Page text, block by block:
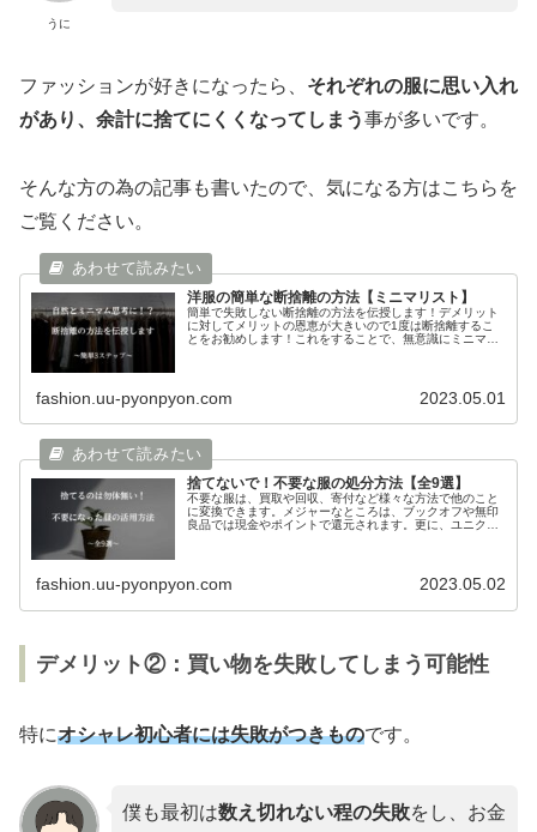
うに
ファッションが好きになったら、 それぞれの服に思い入れ
があり、余計に捨てにくくなってしまう事が多いです。
そんな方の為の記事も書いたので、気になる方はこちらを
ご覧ください。
洋服の簡単な断捨離の方法【ミニマリスト】
簡単で失敗しない断捨離の方法を伝授します！デメリット
に対してメリットの恩恵が大きいので1度は断捨離するこ
とをお勧めします！これをすることで、無意識にミニマリ
fashion.uu-pyonpyon.com 2023.05.01
捨てないで！不要な服の処分方法【全9選】
不要な服は、買取や回収、寄付など様々な方法で他のこと
に変換できます。メジャーなところは、ブックオフや無印
良品では現金やポイントで還元されます。更に、ユニクロ
fashion.uu-pyonpyon.com 2023.05.02
デメリット②：買い物を失敗してしまう可能性
特にオシャレ初心者には失敗がつきものです。
僕も最初は数え切れない程の失敗をし、お金